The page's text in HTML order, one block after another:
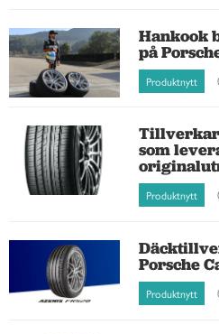
Hankook
på
Produktnytt
som
Produktnytt
Porsche
Produktnytt